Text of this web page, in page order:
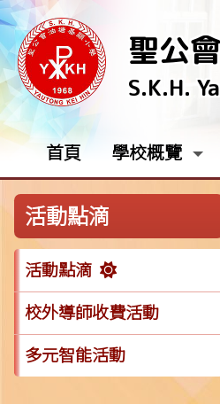
聖公
S.K.H.
首頁 學校概覽
活動點滴
活動點滴
校外導師收費活動
多元智能活動